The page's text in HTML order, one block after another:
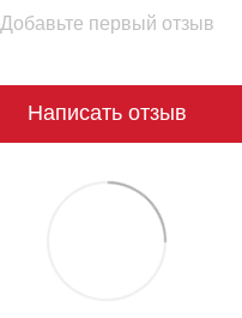
Добавьте первый отзыв
Написать отзыв